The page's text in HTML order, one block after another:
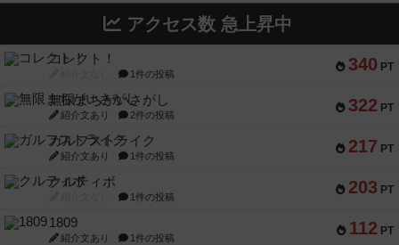
アクセス数 急上昇中
340 PT
コレクト！
1件の投稿
322 PT
無限まちがいさがし
紹介文あり 2件の投稿
217 PT
ガルフストライク
紹介文あり 1件の投稿
203 PT
クルティボ
1件の投稿
112 PT
1809
紹介文あり 1件の投稿